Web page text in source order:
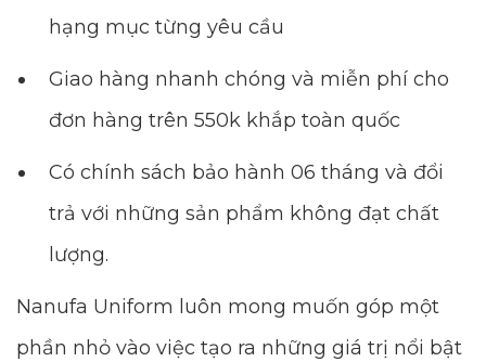
hạng mục từng yêu cầu
Giao hàng nhanh chóng và miễn phí cho
đơn hàng trên 550k khắp toàn quốc
Có chính sách bảo hành 06 tháng và đổi
trả với những sản phẩm không đạt chất
lượng.
Nanufa Uniform luôn mong muốn góp một
phần nhỏ vào việc tạo ra những giá trị nổi bật